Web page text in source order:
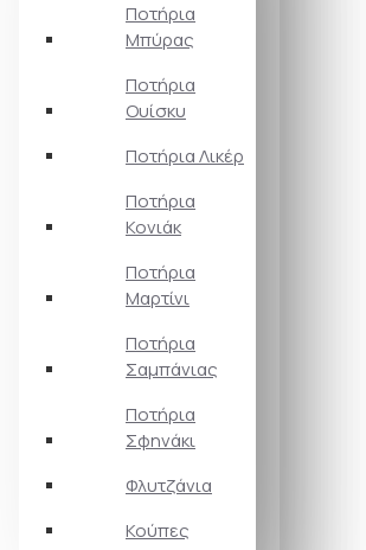
Ποτήρια
Μπύρας
Ποτήρια
Ουίσκυ
Ποτήρια Λικέρ
Ποτήρια
Κονιάκ
Ποτήρια
Μαρτίνι
Ποτήρια
Σαμπάνιας
Ποτήρια
Σφηνάκι
Φλυτζάνια
Κούπες